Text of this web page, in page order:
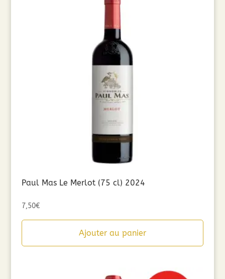
Paul Mas Le Merlot (75 cl) 2024
7,50€
Ajouter au panier